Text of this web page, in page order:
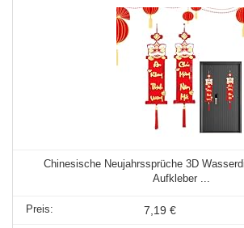
Chinesische Neujahrssprüche 3D
Aufkleber ...
7,19 €